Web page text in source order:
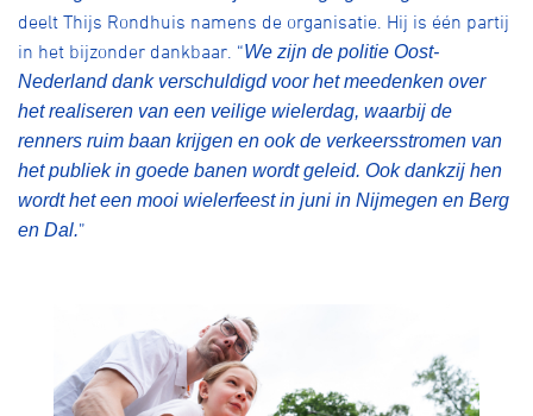
deelt Thijs Rondhuis namens de organisatie. Hij is één partij
in het bijzonder dankbaar. “We zijn de politie Oost-
Nederland dank verschuldigd voor het meedenken over
het realiseren van een veilige wielerdag, waarbij de
renners ruim baan krijgen en ook de verkeersstromen van
het publiek in goede banen wordt geleid. Ook dankzij hen
wordt het een mooi wielerfeest in juni in Nijmegen en Berg
en Dal.”